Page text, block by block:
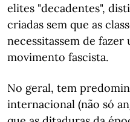
elites "decadentes",
criadas sem que as
necessitassem de fazer
movimento fascista.
No geral, tem
internacional (não só